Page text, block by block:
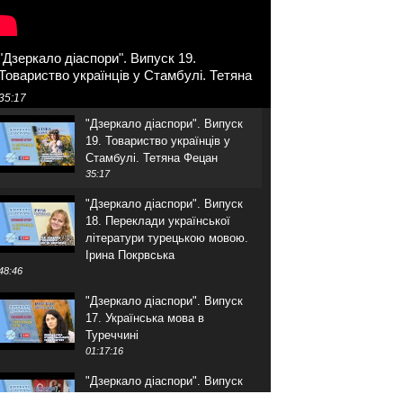
діаспори". Випуск 19.
українців у Стамбулі. Тетяна
Фецан
"Дзеркало діаспори". Випуск
19. Товариство українців у
Стамбулі. Тетяна Фецан
35:17
"Дзеркало діаспори". Випуск
18. Переклади української
літератури турецькою мовою.
Ірина Покрвська
"Дзеркало діаспори". Випуск
17. Українська мова в
Туреччині
01:17:16
"Дзеркало діаспори". Випуск